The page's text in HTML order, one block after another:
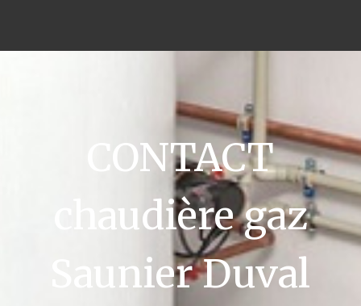
CONTACT
chaudière gaz
Saunier Duval